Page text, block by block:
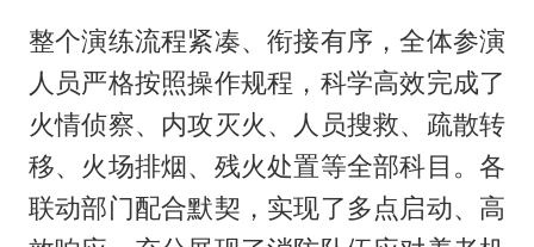
整个演练流程紧凑、衔接有序，全体参演
人员严格按照操作规程，科学高效完成了
火情侦察、内攻灭火、人员搜救、疏散转
移、火场排烟、残火处置等全部科目。各
联动部门配合默契，实现了多点启动、高